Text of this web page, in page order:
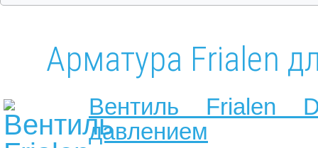
Арматура Frialen
Вентиль Frialen
давлением